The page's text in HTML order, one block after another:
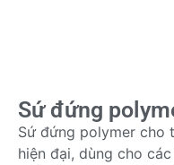
Sứ đứng
Sứ đứng polymer cho
hiện đại, dùng cho